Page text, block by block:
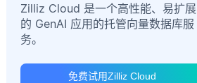
Zilliz Cloud 是一个高性能、易扩展
的 GenAI 应用的托管向量数据库服
务。
免费试用Zilliz Cloud